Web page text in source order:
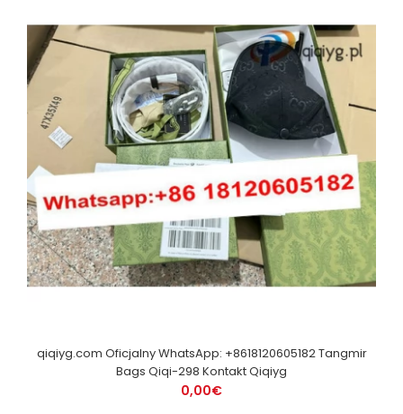
qiqiyg.com Oficjalny WhatsApp: +8618120605182 Tangmir
Bags Qiqi-298 Kontakt Qiqiyg
0,00€